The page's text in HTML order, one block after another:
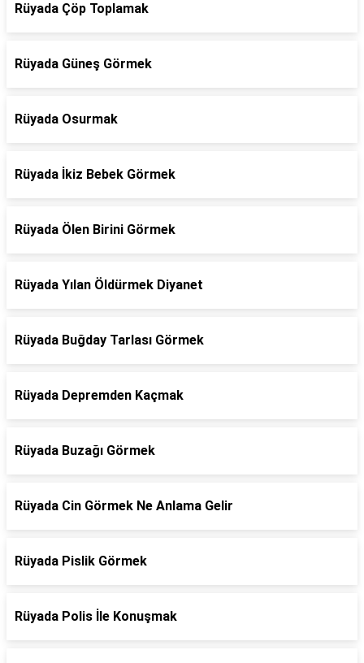
Rüyada Çöp Toplamak
Rüyada Güneş Görmek
Rüyada Osurmak
Rüyada İkiz Bebek Görmek
Rüyada Ölen Birini Görmek
Rüyada Yılan Öldürmek Diyanet
Rüyada Buğday Tarlası Görmek
Rüyada Depremden Kaçmak
Rüyada Buzağı Görmek
Rüyada Cin Görmek Ne Anlama Gelir
Rüyada Pislik Görmek
Rüyada Polis İle Konuşmak